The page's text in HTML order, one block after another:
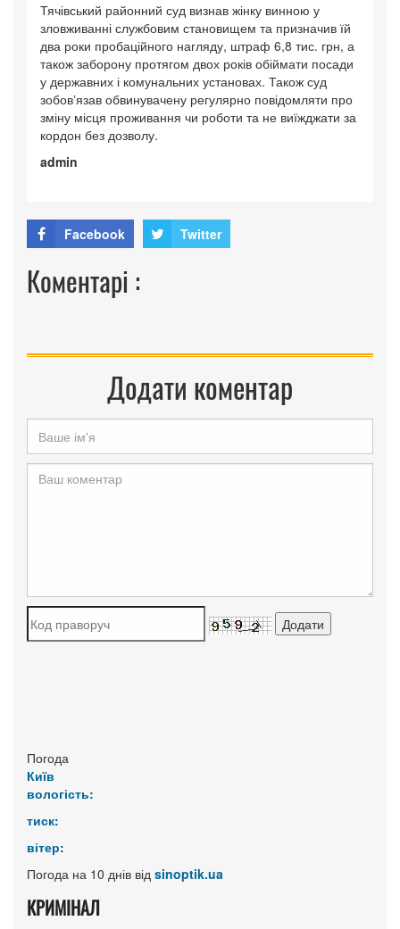
Тячівський районний суд визнав жінку винною у
зловживанні службовим становищем та призначив їй
два роки пробаційного нагляду, штраф 6,8 тис. грн, а
також заборону протягом двох років обіймати посади
у державних і комунальних установах. Також суд
зобовʼязав обвинувачену регулярно повідомляти про
зміну місця проживання чи роботи та не виїжджати за
кордон без дозволу.
admin
Facebook Twitter
Коментарі :
Додати коментар
Погода
Київ
вологість:
тиск:
вітер:
Погода на 10 днів від sinoptik.ua
КРИМІНАЛ